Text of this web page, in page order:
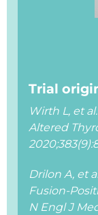
Trial
Wirth L, et
Altered
Drilon A, et
Fusion-
N Engl J